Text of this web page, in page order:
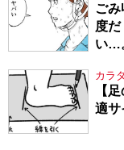
ご
度
い…
カラ
【
適サ